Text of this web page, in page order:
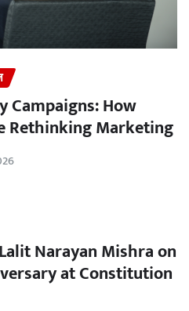
Campaigns: How
Rethinking Marketing
Narayan Mishra on
at Constitution